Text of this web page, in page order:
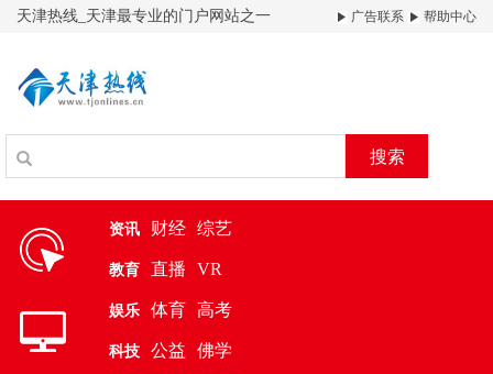
天津热线_天津最专业的门户网站之一 广告联系 帮助中心
搜索
资讯 财经 综艺
教育 直播 VR
娱乐 体育 高考
科技 公益 佛学